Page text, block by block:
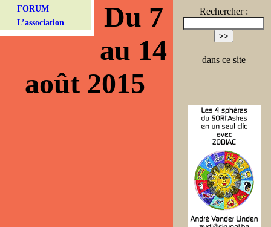
FORUM
L’association
Rechercher :
dans ce site
Du 7
au 14
août 2015